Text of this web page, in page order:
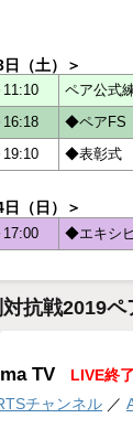
日（土）＞
11:10
ペア公式
16:18
◆ペアFS
19:10
◆表彰式
日（日）＞
17:00 ◆エキシ
対抗戦2019
TV
LIVE終了
チャンネル ／